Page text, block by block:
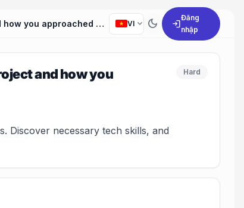
Can you describe a technical challenge you faced in a past project and how you approached problem-solving it? VI expand_more dark_mode login
Đăng
nhập
and how you
Hard
Discover necessary tech skills, and